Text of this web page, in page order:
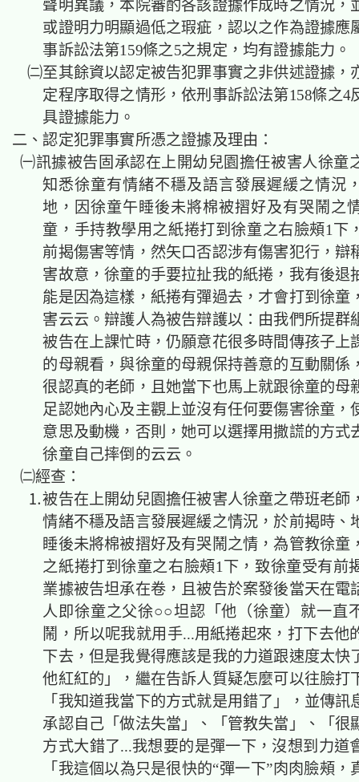
聲明異議，本院審酌各該證據作成時之情況，
或證明力明顯過低之瑕疵，認以之作為證據應
事訴訟法第159條之5之規定，均有證據能力。
㈡至其餘資以認定被告犯罪事實之非供述證據，
定程序取得之情形，依刑事訴訟法第158條之4
具證據能力。
二、認定犯罪事實所憑之證據及理由：
㈠訊據被告固承認在上開幼兒園擔任被害人徐童
知悉徐童有情緒不穩及語言發展遲緩之情況
地，因徐童午睡後未將棉被摺好及有哭鬧之
童，手持教學用之紙捲打到徐童之右臉頰1下
前揭傷害等情，然矢口否認涉有傷害犯行，辯
害故意，徐童的手要拉扯我的紙捲，我有後退
能是因為這樣，紙捲有彈過去，才會打到徐童
害云云。辯護人為被告辯護以：由我們所提群
被告在上課忙時，仍願意花很多時間傳孩子上
的母親看，與徐童的母親保持善意的互動關係
很認真的老師，且她當下也馬上就跟徐童的母
足認她內心及主觀上並沒有任何要傷害徐童，
意思及動機，否則，她可以選擇用撒謊的方式
徐童自己摔倒的云云。
㈡經查：
⒈被告在上開幼兒園擔任被害人徐童之帶班老師
情緒不穩及語言發展遲緩之情況，於前揭時、
睡後未將棉被摺好及有哭鬧之情，為管教徐童
之紙捲打到徐童之右臉頰1下，致徐童受有前
業據被告坦承在卷，且被告於案發後當天在電
人即徐童之父徐○○坦認「他（徐童）就一直
鬧，所以呢我就用手...用紙捲起來，打下去他
下去，但是我覺得應該是我的力道跟速度太快
他紅紅的」，繼在告訴人質疑怎麼可以往臉打
「我知道我當下的方式就是用錯了」，並傳訊
承認自己「做法失當」、「管教失當」、「很
方式大錯了...我想要的是彈一下，沒想到力道
「我這個以為只是很快的“彈一下”肉肉臉頰，